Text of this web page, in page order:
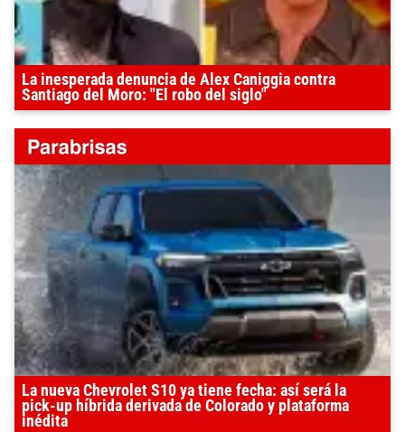
La inesperada denuncia de Alex Caniggia contra
Santiago del Moro: "El robo del siglo"
La nueva Chevrolet S10 ya tiene fecha: así será la
pick-up híbrida derivada de Colorado y plataforma
inédita